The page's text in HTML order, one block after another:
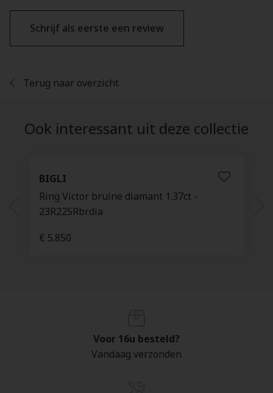
Schrijf als eerste een review
Terug naar overzicht
Ook interessant uit deze collectie
BIGLI
Ring Victor bruine diamant 1.37ct -
23R225Rbrdia
€ 5.850
Voor 16u besteld?
Vandaag verzonden